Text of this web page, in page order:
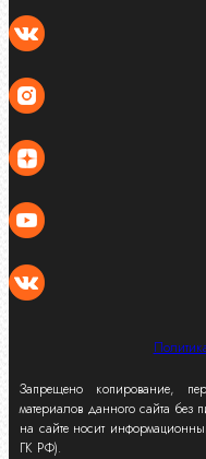
Запрещено копирование,
материалов данного сайта без
на сайте носит
ГК РФ).